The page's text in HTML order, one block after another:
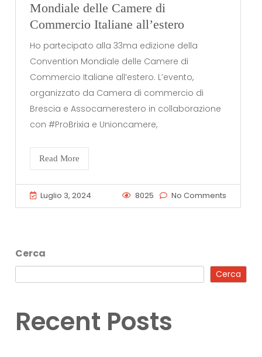
Mondiale delle Camere di
Commercio Italiane all’estero
Ho partecipato alla 33ma edizione della
Convention Mondiale delle Camere di
Commercio Italiane all’estero. L’evento,
organizzato da Camera di commercio di
Brescia e Assocamerestero in collaborazione
con #ProBrixia e Unioncamere,
Read More
Luglio 3, 2024 8025 No Comments
Cerca
Cerca
Recent Posts